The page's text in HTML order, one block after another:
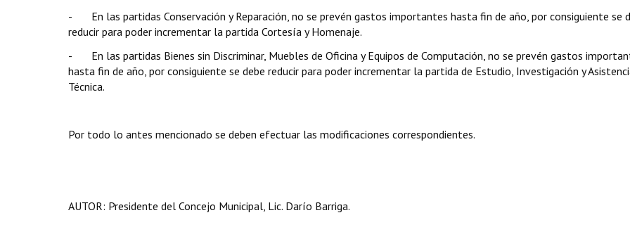
- En las partidas Conservación y Reparación, no se prevén gastos importantes hasta fin de año, por consiguiente se
reducir para poder incrementar la partida Cortesía y Homenaje.
- En las partidas Bienes sin Discriminar, Muebles de Oficina y Equipos de Computación, no se prevén gastos
hasta fin de año, por consiguiente se debe reducir para poder incrementar la partida de Estudio, Investigación y
Técnica.
Por todo lo antes mencionado se deben efectuar las modificaciones correspondientes.
AUTOR: Presidente del Concejo Municipal, Lic. Darío Barriga.